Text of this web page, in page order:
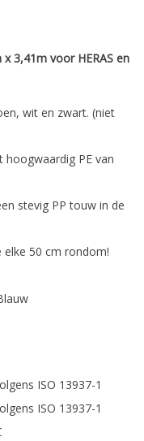
3,41m voor HERAS en
wit en zwart. (niet
hoogwaardig PE van
stevig PP touw in de
elke 50 cm rondom!
ISO 13937-1
ISO 13937-1